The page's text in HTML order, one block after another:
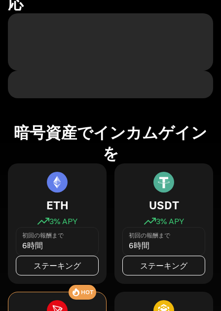
暗号資産でインカムゲイン
を
ETH
3% APY
初回の報酬まで
6時間
ステーキング
USDT
3% APY
初回の報酬まで
6時間
ステーキング
HOT